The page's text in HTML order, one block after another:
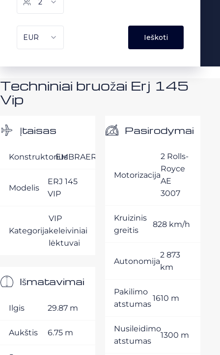
Techniniai bruožai Erj 145
Vip
Įtaisas
KonstruktoriusEMBRAER
Modelis
ERJ 145
VIP
Kategorija
VIP
keleiviniai
lėktuvai
Išmatavimai
Ilgis 29.87 m
Aukštis 6.75 m
Pasirodymai
Motorizacija
2 Rolls-
Royce
AE
3007
Kruizinis
greitis
828 km/h
Autonomija
2 873
km
Pakilimo
atstumas
1610 m
Nusileidimo
atstumas
1300 m